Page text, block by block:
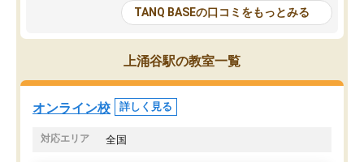
大学生の目だけでなく、数人の大人に
も目を通して頂ける。そのため多くの
意見を聞くことができ、より良いもの
を推敲することが可能だ。
どの人も優しく、親身に接してくださ
るのでやる気も出て、良かったで
す！！
総合型選抜対策として志
接・小論文などの技術指
ション内容になっていま
を社会人として働いてい
TANQ BASEの口コミをもっとみる
上涌谷駅の教室一覧
オンライン校 詳しく見る
対応エリア 全国